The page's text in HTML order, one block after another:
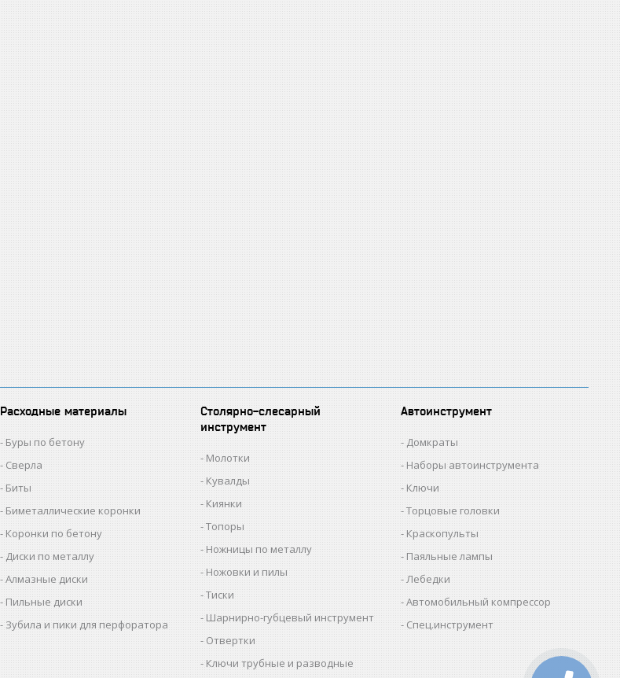
Расходные материалы
Буры по бетону
Сверла
Биты
Биметаллические коронки
Коронки по бетону
Диски по металлу
Алмазные диски
Пильные диски
Зубила и пики для перфоратора
Столярно-слесарный
инструмент
Молотки
Кувалды
Киянки
Топоры
Ножницы по металлу
Ножовки и пилы
Тиски
Шарнирно-губцевый инструмент
Отвертки
Ключи трубные и разводные
Автоинструмент
Домкраты
Наборы автоинструмента
Ключи
Торцовые головки
Краскопульты
Паяльные лампы
Лебедки
Автомобильный компрессор
Спец.инструмент